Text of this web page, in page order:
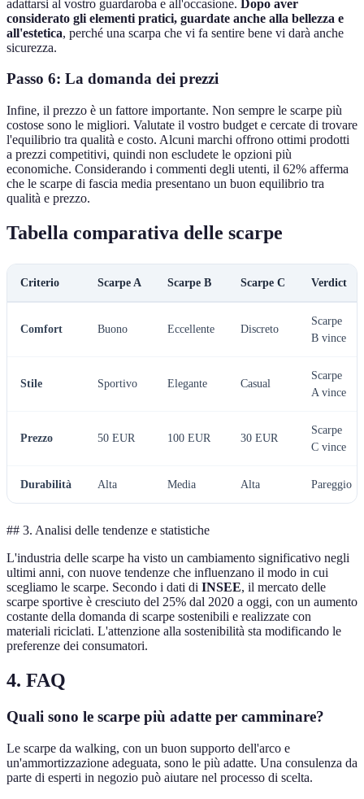
adattarsi al vostro guardaroba e all'occasione.
Dopo aver
considerato gli elementi pratici, guardate anche alla bellezza e
all'estetica, perché una scarpa che vi fa sentire bene vi darà anche
sicurezza.
Passo 6: La domanda dei prezzi
Infine, il prezzo è un fattore importante. Non sempre le scarpe più
costose sono le migliori. Valutate il vostro budget e cercate di trovare
l'equilibrio tra qualità e costo. Alcuni marchi offrono ottimi prodotti
a prezzi competitivi, quindi non escludete le opzioni più
economiche. Considerando i commenti degli utenti, il 62% afferma
che le scarpe di fascia media presentano un buon equilibrio tra
qualità e prezzo.
Tabella comparativa delle scarpe
Criterio Scarpe A Scarpe B Scarpe C Verdict
Comfort Buono Eccellente Discreto
Scarpe
B vince
Stile Sportivo Elegante Casual
Scarpe
A vince
Prezzo 50 EUR 100 EUR 30 EUR
Scarpe
C vince
Durabilità Alta Media Alta Pareggio
## 3. Analisi delle tendenze e statistiche
L'industria delle scarpe ha visto un cambiamento significativo negli
ultimi anni, con nuove tendenze che influenzano il modo in cui
scegliamo le scarpe. Secondo i dati di INSEE, il mercato delle
scarpe sportive è cresciuto del 25% dal 2020 a oggi, con un aumento
costante della domanda di scarpe sostenibili e realizzate con
materiali riciclati. L'attenzione alla sostenibilità sta modificando le
preferenze dei consumatori.
4. FAQ
Quali sono le scarpe più adatte per camminare?
Le scarpe da walking, con un buon supporto dell'arco e
un'ammortizzazione adeguata, sono le più adatte. Una consulenza da
parte di esperti in negozio può aiutare nel processo di scelta.